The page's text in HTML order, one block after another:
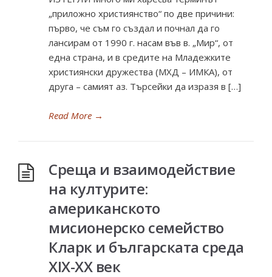
„приложно християнство“ по две причини:
първо, че съм го създал и почнал да го
лансирам от 1990 г. насам във в. „Мир“, от
една страна, и в средите на Младежките
християнски дружества (МХД – ИМКА), от
друга – самият аз. Търсейки да изразя в […]
Read More →
Среща и взаимодействие
на културите:
американското
мисионерско семейство
Кларк и българската среда
ХІХ-ХХ век